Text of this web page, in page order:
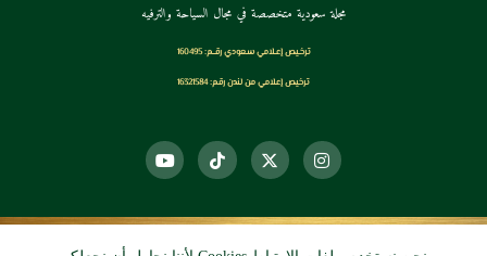
مجلة سعودية متخصصة في مجال السياحة والترفيه
ترخـيص إعـلامي سـعودي رقــم: 160495
ترخيص إعلامي من لندن رقم: 16321584